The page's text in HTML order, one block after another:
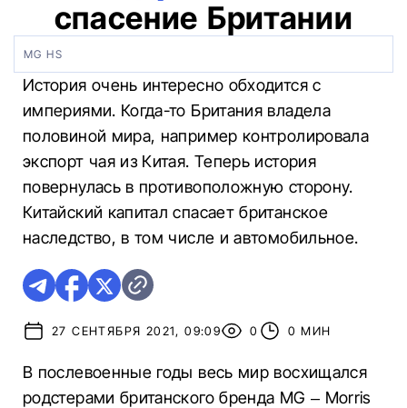
спасение Британии
MG HS
История очень интересно обходится с
империями. Когда-то Британия владела
половиной мира, например контролировала
экспорт чая из Китая. Теперь история
повернулась в противоположную сторону.
Китайский капитал спасает британское
наследство, в том числе и автомобильное.
27 СЕНТЯБРЯ 2021, 09:09 0 0 МИН
В послевоенные годы весь мир восхищался
родстерами британского бренда MG – Morris